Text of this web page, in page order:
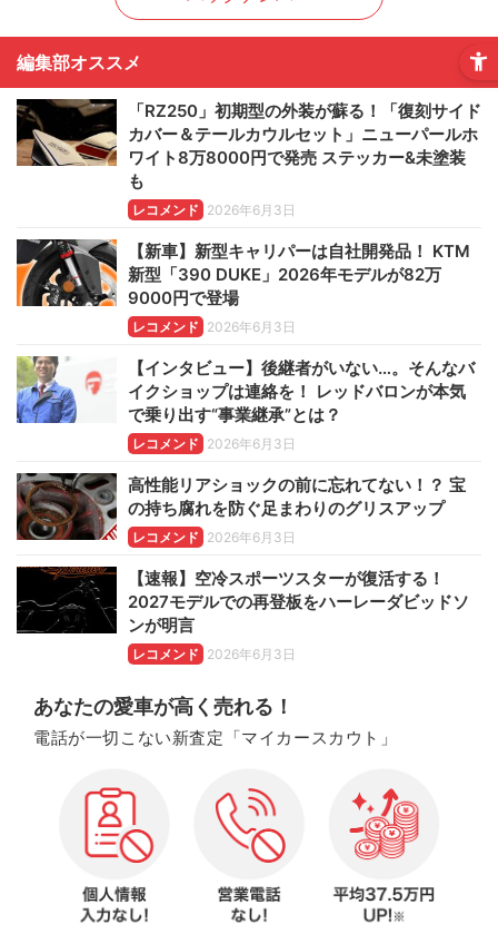
編集部オススメ
「RZ250」初期型の外装が蘇る！「復刻サイド
カバー＆テールカウルセット」ニューパールホ
ワイト8万8000円で発売 ステッカー&未塗装
も
レコメンド 2026年6月3日
【新車】新型キャリパーは自社開発品！ KTM
新型「390 DUKE」2026年モデルが82万
9000円で登場
レコメンド 2026年6月3日
【インタビュー】後継者がいない…。そんなバ
イクショップは連絡を！ レッドバロンが本気
で乗り出す“事業継承”とは？
レコメンド 2026年6月3日
高性能リアショックの前に忘れてない！？ 宝
の持ち腐れを防ぐ足まわりのグリスアップ
レコメンド 2026年6月3日
【速報】空冷スポーツスターが復活する！
2027モデルでの再登板をハーレーダビッドソ
ンが明言
レコメンド 2026年6月3日
あなたの愛車が高く売れる！
電話が一切こない新査定「マイカースカウト」